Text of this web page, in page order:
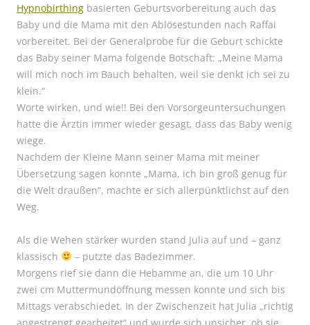
Hypnobirthing basierten Geburtsvorbereitung auch das
Baby und die Mama mit den Ablösestunden nach Raffai
vorbereitet. Bei der Generalprobe für die Geburt schickte
das Baby seiner Mama folgende Botschaft: „Meine Mama
will mich noch im Bauch behalten, weil sie denkt ich sei zu
klein.“
Worte wirken, und wie!! Bei den Vorsorgeuntersuchungen
hatte die Ärztin immer wieder gesagt, dass das Baby wenig
wiege.
Nachdem der Kleine Mann seiner Mama mit meiner
Übersetzung sagen konnte „Mama, ich bin groß genug für
die Welt draußen“, machte er sich allerpünktlichst auf den
Weg.
Als die Wehen stärker wurden stand Julia auf und – ganz
klassisch
– putzte das Badezimmer.
Morgens rief sie dann die Hebamme an, die um 10 Uhr
zwei cm Muttermundöffnung messen konnte und sich bis
Mittags verabschiedet. In der Zwischenzeit hat Julia „richtig
angestrengt gearbeitet“ und wurde sich unsicher, ob sie